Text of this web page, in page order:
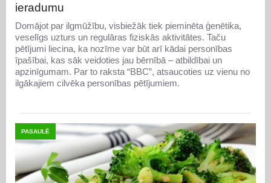
ieradumu
Domājot par ilgmūžību, visbiežāk tiek pieminēta ģenētika,
veselīgs uzturs un regulāras fiziskās aktivitātes. Taču
pētījumi liecina, ka nozīme var būt arī kādai personības
īpašībai, kas sāk veidoties jau bērnībā – atbildībai un
apzinīgumam. Par to raksta “BBC”, atsaucoties uz vienu no
ilgākajiem cilvēka personības pētījumiem.
PASAULĒ